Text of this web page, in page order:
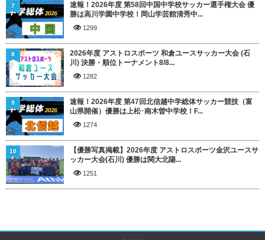
速報！2026年度 第58回中国中学校サッカー選手権大会 優
勝は高川学園中学校！岡山学芸館清秀中...
1299
7
2026年度 アストロスポーツ 和倉ユースサッカー大会 (石
川) 決勝・順位トーナメント8/8...
1282
8
速報！2026年度 第47回北信越中学総体サッカー競技（富
山県開催）優勝は上松･南木曽中学校！F...
1274
9
【優勝写真掲載】2026年度 アストロスポーツ金沢ユースサ
ッカー大会(石川) 優勝は関大北陽...
1251
10